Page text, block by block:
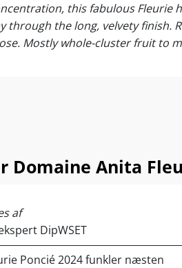
this fabulous Fleurie
through the long, velvety finish.
Mostly whole-cluster fruit to
Domaine Anita
af
DipWSET
Poncié 2024 funkler næsten